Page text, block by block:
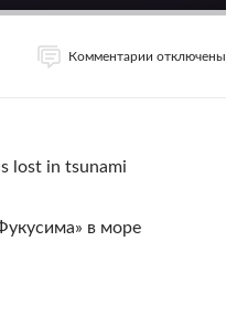
Комментарии отключены
lost in tsunami
в море